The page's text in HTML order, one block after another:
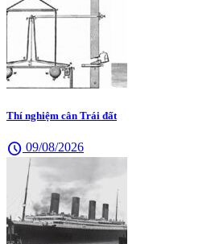
Thí nghiệm cân Trái đất
schedule 09/08/2026